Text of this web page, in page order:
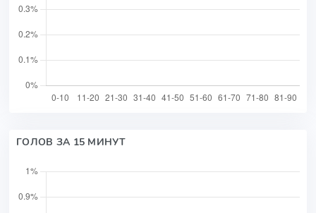
ГОЛОВ ЗА 15 МИНУТ